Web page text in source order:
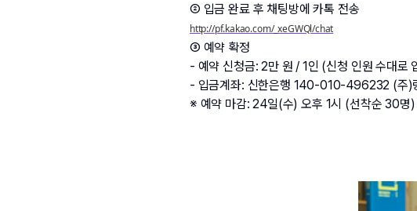
② 입금 완료 후 채팅방에 카톡 전송
http://pf.kakao.com/_xeGWQl/chat
③ 예약 확정
- 예약 신청금: 2만 원 / 1인 (신청 인원 수대로
- 입금계좌: 신한은행 140-010-496232 (주)
※ 예약 마감: 24일(수) 오후 1시 (선착순 30명